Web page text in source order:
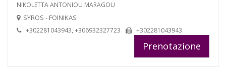
NIKOLETTA ANTONIOU MARAGOU
SYROS - FOINIKAS
+302281043943, +306932327723 +302281043943
Prenotazione